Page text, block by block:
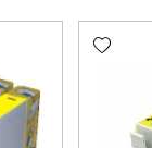
Add wishlist